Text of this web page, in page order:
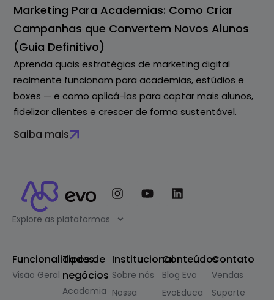
Marketing Para Academias: Como Criar
Campanhas que Convertem Novos Alunos
(Guia Definitivo)
Aprenda quais estratégias de marketing digital
realmente funcionam para academias, estúdios e
boxes — e como aplicá-las para captar mais alunos,
fidelizar clientes e crescer de forma sustentável.
Saiba mais
Explore as plataformas
Funcionalidades
Visão Geral
Tipos de
negócios
Academia
Institucional
Sobre nós
Nossa
Conteúdos
Blog Evo
EvoEduca
Contato
Vendas
Suporte